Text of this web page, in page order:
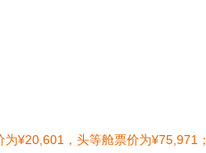
¥20,601，头等舱票价为¥75,971；